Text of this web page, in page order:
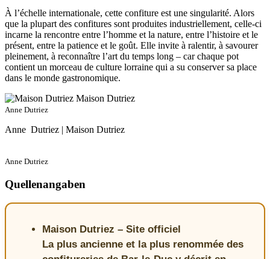
À l’échelle internationale, cette confiture est une singularité. Alors
que la plupart des confitures sont produites industriellement, celle-ci
incarne la rencontre entre l’homme et la nature, entre l’histoire et le
présent, entre la patience et le goût. Elle invite à ralentir, à savourer
pleinement, à reconnaître l’art du temps long – car chaque pot
contient un morceau de culture lorraine qui a su conserver sa place
dans le monde gastronomique.
Anne Dutriez
Anne Dutriez | Maison Dutriez
Anne Dutriez
Quellenangaben
Maison Dutriez – Site officiel
La plus ancienne et la plus renommée des